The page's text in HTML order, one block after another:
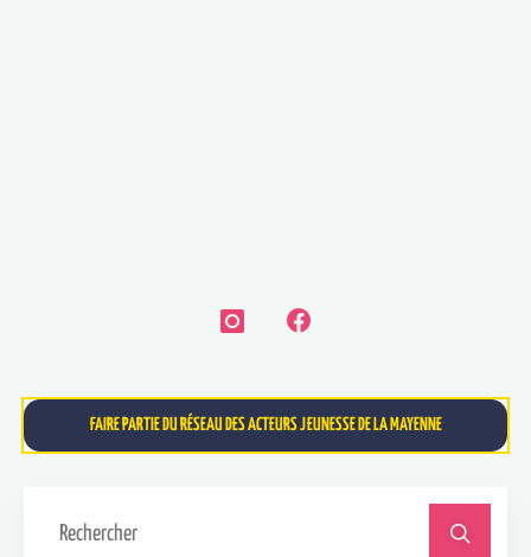
FAIRE PARTIE DU RÉSEAU DES ACTEURS JEUNESSE DE LA MAYENNE